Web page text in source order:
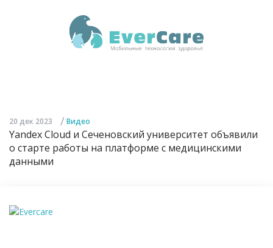
20 дек 2023 / Видео
Yandex Cloud и Сеченовский университет объявили
о старте работы на платформе с медицинскими
данными